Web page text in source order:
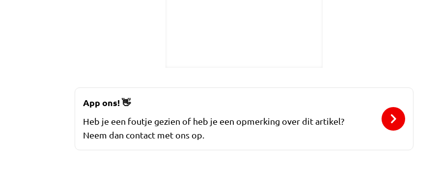
App ons!👋
Heb je een foutje gezien of heb je een opmerking over dit artikel?
Neem dan contact met ons op.